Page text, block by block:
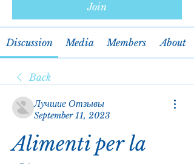
Join
Discussion Media Members About
Back
Лучшие Отзывы
September 11, 2023
Alimenti per la